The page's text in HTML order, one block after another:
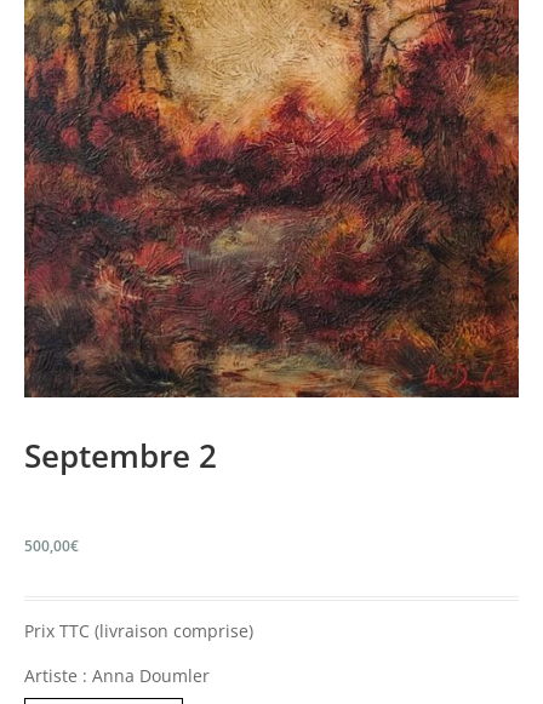
Septembre 2
500,00€
Prix TTC (livraison comprise)
Artiste : Anna Doumler